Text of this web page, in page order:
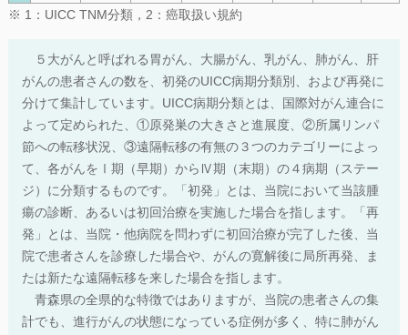
※ 1：UICC TNM分類，2：癌取扱い規約
５大がんと呼ばれる胃がん、大腸がん、乳がん、肺がん、肝
がんの患者さんの数を、初発のUICC病期分類別、および再発に
分けて集計しています。UICC病期分類とは、国際対がん連合に
よって定められた、①原発巣の大きさと進展度、②所属リンパ
節への転移状況、③遠隔転移の有無の３つのカテゴリーによっ
て、各がんをⅠ期（早期）からⅣ期（末期）の４病期（ステー
ジ）に分類するものです。「初発」とは、当院において当該腫
瘍の診断、あるいは初回治療を実施した場合を指します。「再
発」とは、当院・他病院を問わずに初回治療が完了した後、当
院で患者さんを診療した場合や、がんの寛解後に局所再発、ま
たは新たな遠隔転移を来した場合を指します。
青森県の全県的な特徴ではありますが、当院の患者さんの集
計でも、進行がんの状態になっている症例が多く、特に肺がん